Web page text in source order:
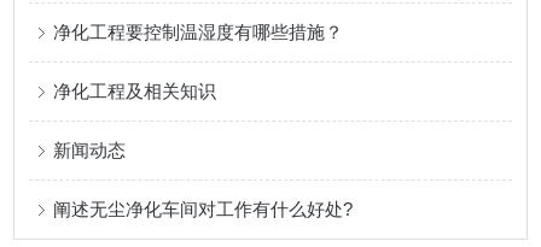
净化工程要控制温湿度有哪些措施？
净化工程及相关知识
新闻动态
阐述无尘净化车间对工作有什么好处?